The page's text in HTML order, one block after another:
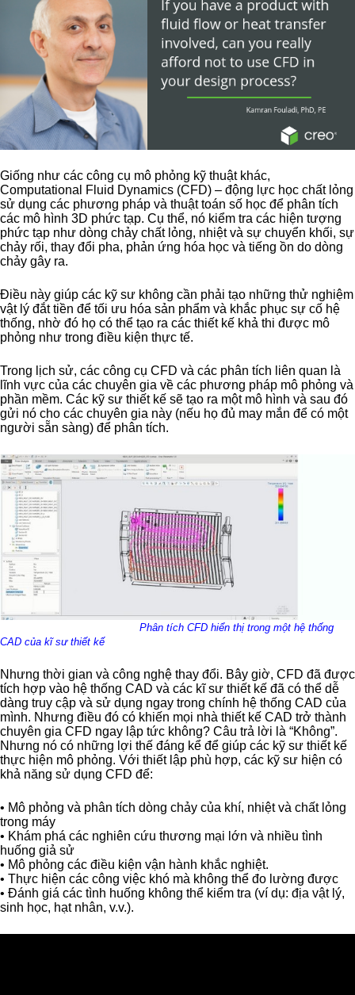
Giống như các công cụ mô phỏng kỹ thuật khác,
Computational Fluid Dynamics (CFD) – động lực học chất lỏng
sử dụng các phương pháp và thuật toán số học để phân tích
các mô hình 3D phức tạp. Cụ thể, nó kiểm tra các hiện tượng
phức tạp như dòng chảy chất lỏng, nhiệt và sự chuyển khối, sự
chảy rối, thay đổi pha, phản ứng hóa học và tiếng ồn do dòng
chảy gây ra.
Điều này giúp các kỹ sư không cần phải tạo những thử nghiệm
vật lý đắt tiền để tối ưu hóa sản phẩm và khắc phục sự cố hệ
thống, nhờ đó họ có thể tạo ra các thiết kế khả thi được mô
phỏng như trong điều kiện thực tế.
Trong lịch sử, các công cụ CFD và các phân tích liên quan là
lĩnh vực của các chuyên gia về các phương pháp mô phỏng và
phần mềm. Các kỹ sư thiết kế sẽ tạo ra một mô hình và sau đó
gửi nó cho các chuyên gia này (nếu họ đủ may mắn để có một
người sẵn sàng) để phân tích.
Phân tích CFD hiển thị trong một hệ thống
CAD của kĩ sư thiết kế
Nhưng thời gian và công nghệ thay đổi. Bây giờ, CFD đã được
tích hợp vào hệ thống CAD và các kĩ sư thiết kế đã có thể dễ
dàng truy cập và sử dụng ngay trong chính hệ thống CAD của
mình. Nhưng điều đó có khiến mọi nhà thiết kế CAD trở thành
chuyên gia CFD ngay lập tức không? Câu trả lời là “Không”.
Nhưng nó có những lợi thế đáng kể để giúp các kỹ sư thiết kế
thực hiện mô phỏng. Với thiết lập phù hợp, các kỹ sư hiện có
khả năng sử dụng CFD để:
• Mô phỏng và phân tích dòng chảy của khí, nhiệt và chất lỏng
trong máy
• Khám phá các nghiên cứu thương mại lớn và nhiều tình
huống giả sử
• Mô phỏng các điều kiện vận hành khắc nghiệt.
• Thực hiện các công việc khó mà không thể đo lường được
• Đánh giá các tình huống không thể kiểm tra (ví dụ: địa vật lý,
sinh học, hạt nhân, v.v.).